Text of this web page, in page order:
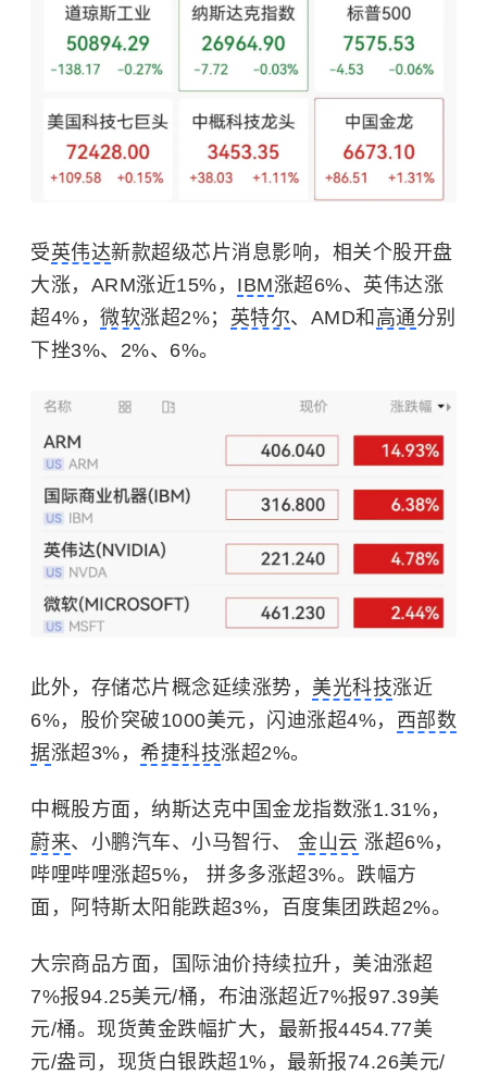
受英伟达新款超级芯片消息影响，相关个股开盘
大涨，ARM涨近15%， IBM涨超6%、英伟达涨
超4%， 微软涨超2%； 英特尔、AMD和 高通分别
下挫3%、2%、6%。
此外，存储芯片概念延续涨势， 美光科技涨近
6%，股价突破1000美元，闪迪涨超4%，
西部数
据涨超3%， 希捷科技涨超2%。
中概股方面，纳斯达克中国金龙指数涨1.31%，
蔚来、小鹏汽车、小马智行、 金山云 涨超6%，
哔哩哔哩涨超5%， 拼多多涨超3%。跌幅方
面，阿特斯太阳能跌超3%，百度集团跌超2%。
大宗商品方面，国际油价持续拉升，美油涨超
7%报94.25美元/桶，布油涨超近7%报97.39美
元/桶。现货黄金跌幅扩大，最新报4454.77美
元/盎司，现货白银跌超1%，最新报74.26美元/